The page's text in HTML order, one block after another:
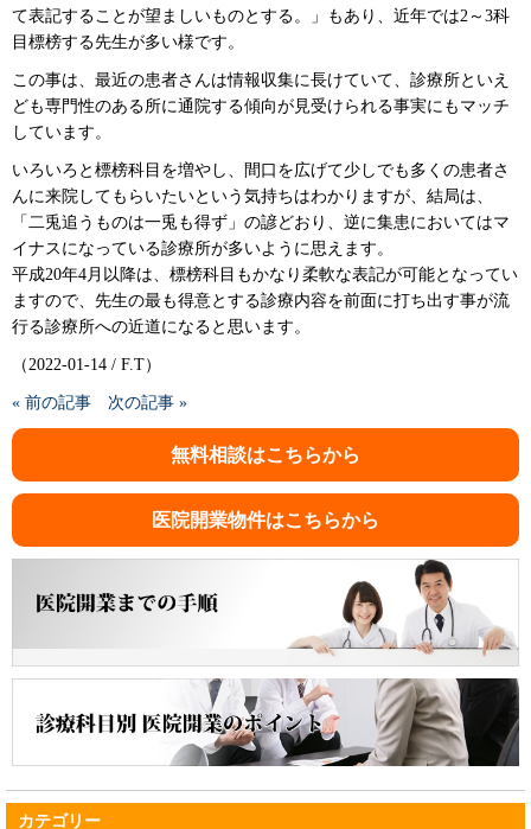
て表記することが望ましいものとする。」もあり、近年では2～3科
目標榜する先生が多い様です。
この事は、最近の患者さんは情報収集に長けていて、診療所といえ
ども専門性のある所に通院する傾向が見受けられる事実にもマッチ
しています。
いろいろと標榜科目を増やし、間口を広げて少しでも多くの患者さ
んに来院してもらいたいという気持ちはわかりますが、結局は、
「二兎追うものは一兎も得ず」の諺どおり、逆に集患においてはマ
イナスになっている診療所が多いように思えます。
平成20年4月以降は、標榜科目もかなり柔軟な表記が可能となってい
ますので、先生の最も得意とする診療内容を前面に打ち出す事が流
行る診療所への近道になると思います。
（2022-01-14 / F.T）
« 前の記事 次の記事 »
無料相談はこちらから
医院開業物件はこちらから
カテゴリー